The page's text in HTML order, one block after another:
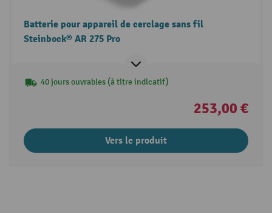
Batterie pour appareil de cerclage sans fil
Steinbock® AR 275 Pro
40 jours ouvrables (à titre indicatif)
253,00 €
Vers le produit